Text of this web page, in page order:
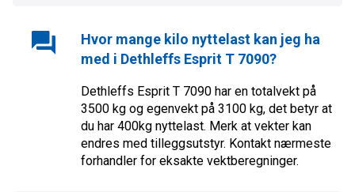
Hvor mange kilo nyttelast kan jeg ha
med i Dethleffs Esprit T 7090?
Dethleffs Esprit T 7090 har en totalvekt på
3500 kg og egenvekt på 3100 kg, det betyr at
du har 400kg nyttelast. Merk at vekter kan
endres med tilleggsutstyr. Kontakt nærmeste
forhandler for eksakte vektberegninger.